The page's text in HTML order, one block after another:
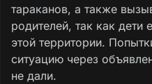
тараканов, а также
родителей, так как
этой территории.
ситуацию через
не дали.